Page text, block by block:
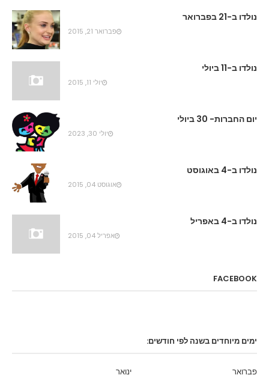
נולדו ב-21 בפברואר
פברואר 21, 2015
נולדו ב-11 ביולי
יולי 11, 2015
יום החברות- 30 ביולי
יולי 30, 2023
נולדו ב-4 באוגוסט
אוגוסט 04, 2015
נולדו ב-4 באפריל
אפריל 04, 2015
FACEBOOK
ימים מיוחדים בשנה לפי חודשים:
ינואר
פברואר